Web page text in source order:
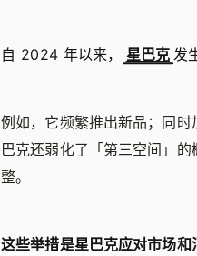
自 2024 年以来， 星巴克 发
例如，它频繁推出新品；同
巴克还弱化了「第三空间」
整。
这些举措是星巴克应对市场和